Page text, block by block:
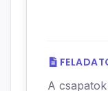
A